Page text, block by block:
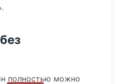
полностью можно